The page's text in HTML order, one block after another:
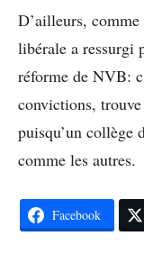
D’ailleurs,
libérale a ressurgi
réforme de NVB:
convictions,
puisqu’un collège
comme les autres.
Facebook